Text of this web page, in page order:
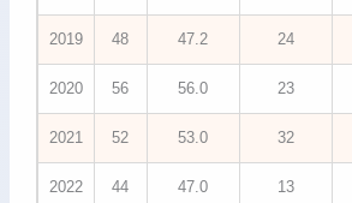
2019 48 47.2 24
2020 56 56.0 23
2021 52 53.0 32
2022 44 47.0 13